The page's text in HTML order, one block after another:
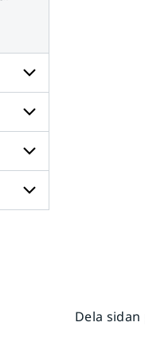
Undersidor
för
Radar
och
satellit
Undersidor
för
Väder
till
havs
Undersidor
för
Dela sidan